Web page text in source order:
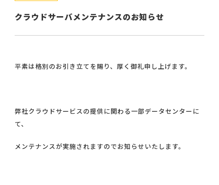
クラウドサーバメンテナンスのお知らせ
平素は格別のお引き立てを賜り、厚く御礼申し上げます。
弊社クラウドサービスの提供に関わる一部データセンターに
て、
メンテナンスが実施されますのでお知らせいたします。